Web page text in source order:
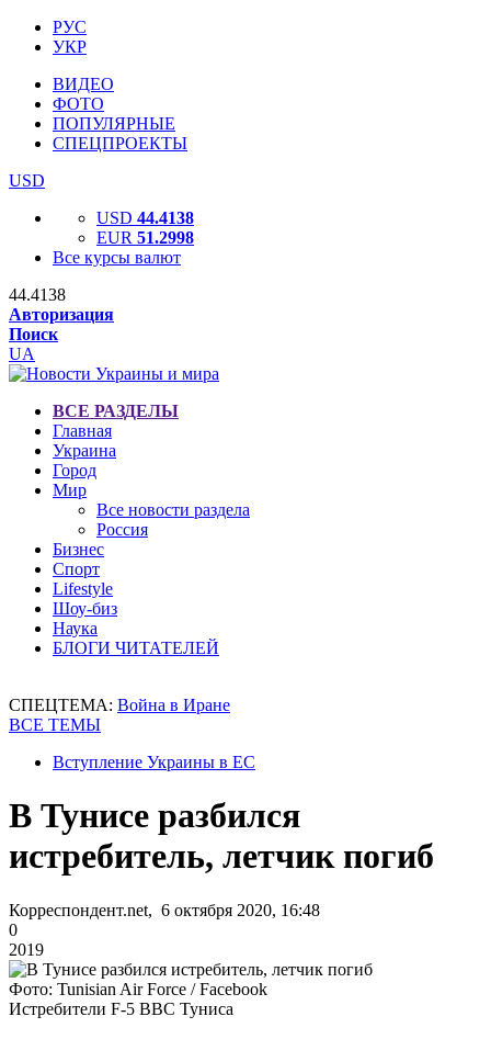
РУС
УКР
ВИДЕО
ФОТО
ПОПУЛЯРНЫЕ
СПЕЦПРОЕКТЫ
USD
USD 44.4138
EUR 51.2998
Все курсы валют
44.4138
Авторизация
Поиск
UA
ВСЕ РАЗДЕЛЫ
Главная
Украина
Город
Мир
Все новости раздела
Россия
Бизнес
Спорт
Lifestyle
Шоу-биз
Наука
БЛОГИ ЧИТАТЕЛЕЙ
СПЕЦТЕМА: Война в Иране
ВСЕ ТЕМЫ
Вступление Украины в ЕС
В Тунисе разбился
истребитель, летчик погиб
Корреспондент.net, 6 октября 2020, 16:48
0
2019
Фото: Tunisian Air Force / Facebook
Истребители F-5 ВВС Туниса